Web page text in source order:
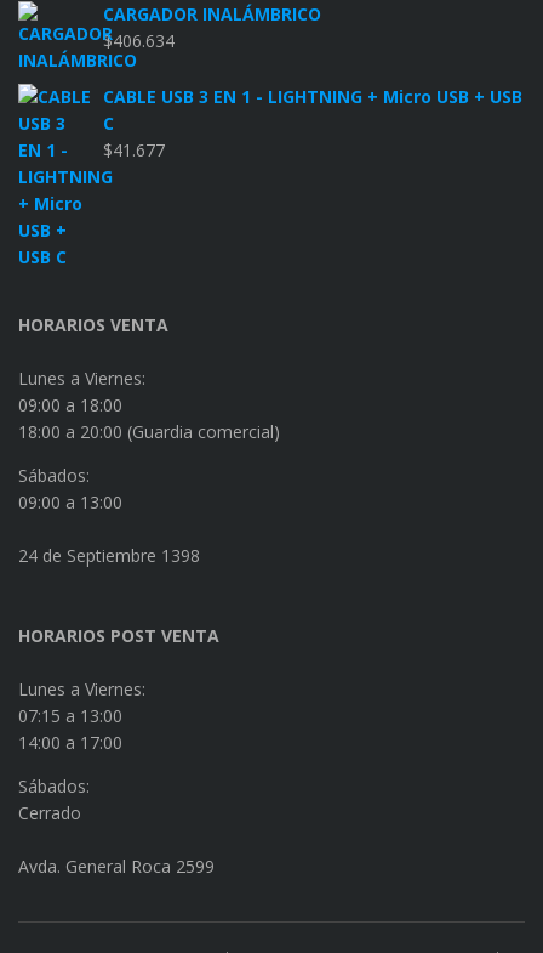
CARGADOR INALÁMBRICO
$406.634
CABLE USB 3 EN 1 - LIGHTNING + Micro USB + USB
C
$41.677
HORARIOS VENTA
Lunes a Viernes:
09:00 a 18:00
18:00 a 20:00 (Guardia comercial)
Sábados:
09:00 a 13:00
24 de Septiembre 1398
HORARIOS POST VENTA
Lunes a Viernes:
07:15 a 13:00
14:00 a 17:00
Sábados:
Cerrado
Avda. General Roca 2599